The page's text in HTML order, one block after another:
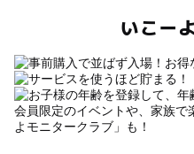
いこー
会員限定のイベントや、家族で
よモニタークラブ」も！